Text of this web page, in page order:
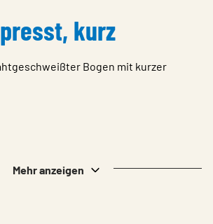
kurz
Bogen mit kurzer
Mehr anzeigen